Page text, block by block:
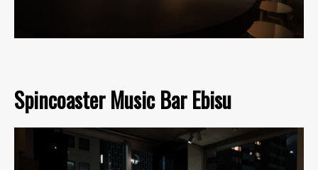
Spincoaster Music Bar Ebisu